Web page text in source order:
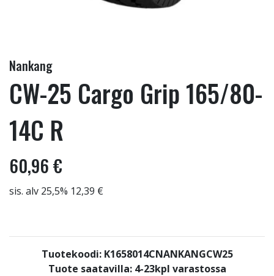
Nankang
CW-25 Cargo Grip 165/80-
14C R
60,96 €
sis. alv 25,5% 12,39 €
Tuotekoodi: K1658014CNANKANGCW25
Tuote saatavilla: 4-23kpl varastossa